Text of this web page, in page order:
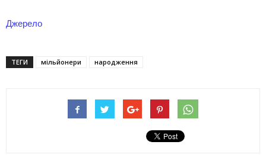
Джерело
ТЕГИ мільйонери народження